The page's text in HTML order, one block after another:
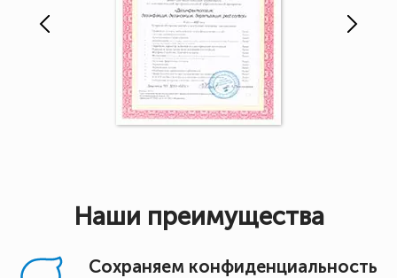
Наши преимущества
Сохраняем конфиденциальность